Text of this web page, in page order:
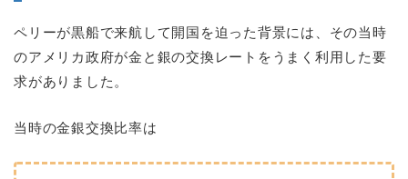
ペリーが黒船で来航して開国を迫った背景には、その当時
のアメリカ政府が金と銀の交換レートをうまく利用した要
求がありました。
当時の金銀交換比率は